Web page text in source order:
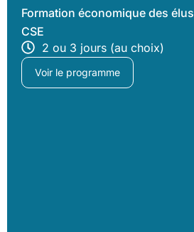
Formation économique des élus
CSE
2 ou 3 jours (au choix)
Voir le programme